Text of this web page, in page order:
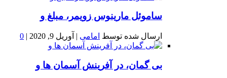
ساموئل مارینوس زویمر، مبلغ و
ارسال شده توسط امامی | آوریل 9, 2020 |
0
بى گمان، در آفرينش آسمان ها و